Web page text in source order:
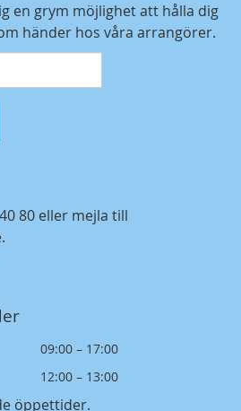
en grym möjlighet att hålla dig
händer hos våra arrangörer.
80 eller mejla till
.
09:00 – 17:00
12:00 – 13:00
öppettider.